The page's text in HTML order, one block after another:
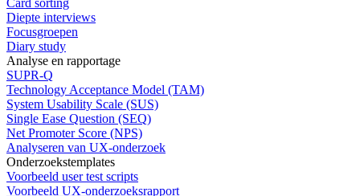
Card sorting
Diepte interviews
Focusgroepen
Diary study
Analyse en rapportage
SUPR-Q
Technology Acceptance Model (TAM)
System Usability Scale (SUS)
Single Ease Question (SEQ)
Net Promoter Score (NPS)
Analyseren van UX-onderzoek
Onderzoekstemplates
Voorbeeld user test scripts
Voorbeeld UX-onderzoeksrapport